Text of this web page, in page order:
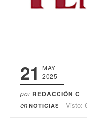
21
MAY
2025
por REDACCIÓN C
en NOTICIAS Visto: